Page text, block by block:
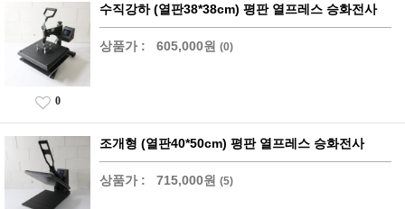
수직강하 (열판38*38cm) 평판 열프레스 승화전사
상품가 : 605,000원 (0)
0
조개형 (열판40*50cm) 평판 열프레스 승화전사
상품가 : 715,000원 (5)